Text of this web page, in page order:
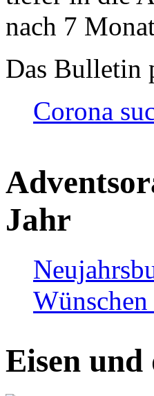
nach 7
Das Bulletin
Corona
Jahr
Eisen und